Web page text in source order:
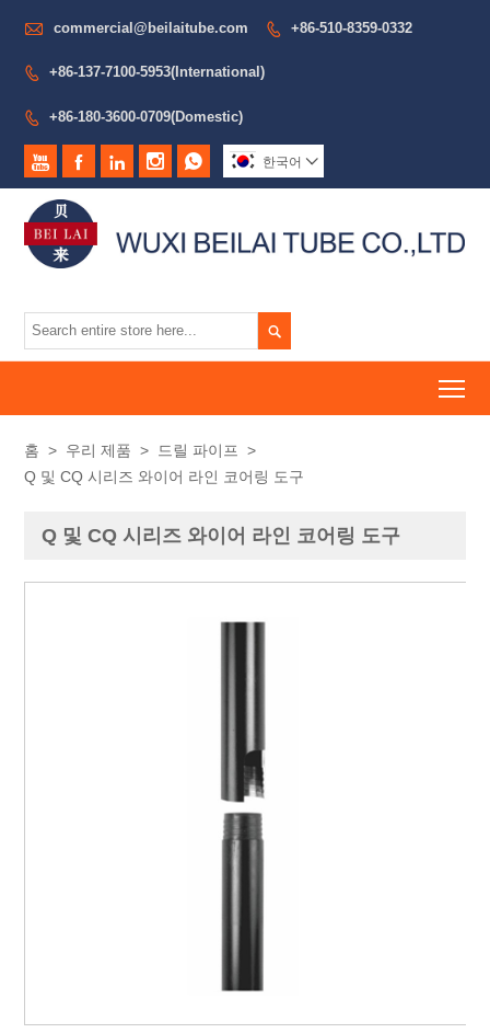
 commercial@beilaitube.com  +86-510-8359-0332
 +86-137-7100-5953(International)
 +86-180-3600-0709(Domestic)
     한국어 

홈 > 우리 제품 > 드릴 파이프
>
Q 및 CQ 시리즈 와이어 라인 코어링 도구
Q 및 CQ 시리즈 와이어 라인 코어링 도구